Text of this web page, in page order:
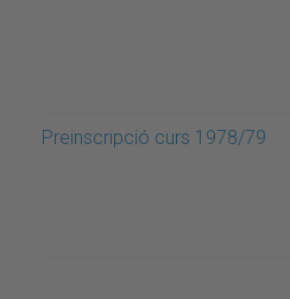
Preinscripció curs 1978/79